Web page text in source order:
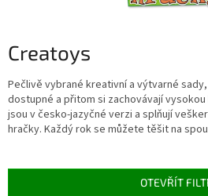
Creatoys
Pečlivě vybrané kreativní a výtvarné
dostupné a přitom si zachovávají
jsou v česko-jazyčné verzi a splňují
hračky. Každý rok se můžete těšit na
OTEVŘÍT